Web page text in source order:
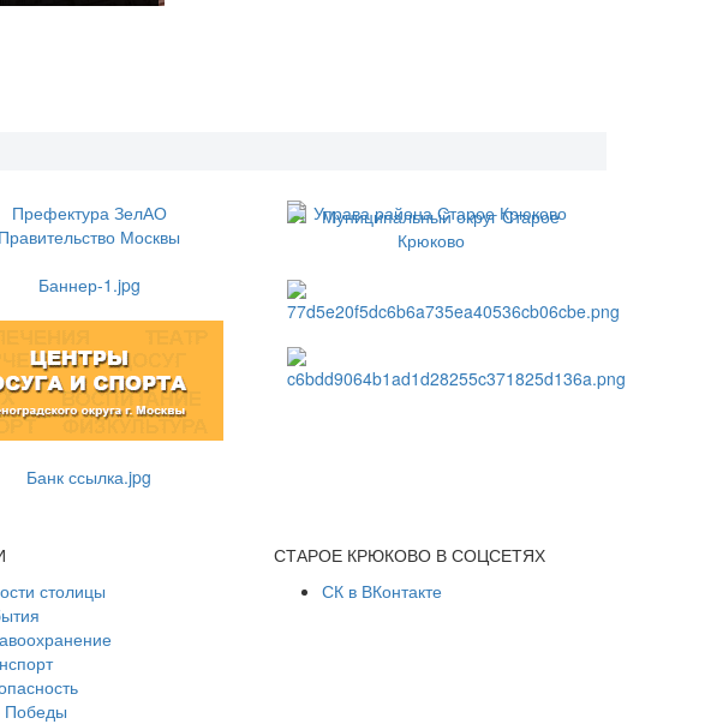
столицы
Победы
СТАРОЕ КРЮКОВО В СОЦСЕТЯХ
СК в ВКонтакте